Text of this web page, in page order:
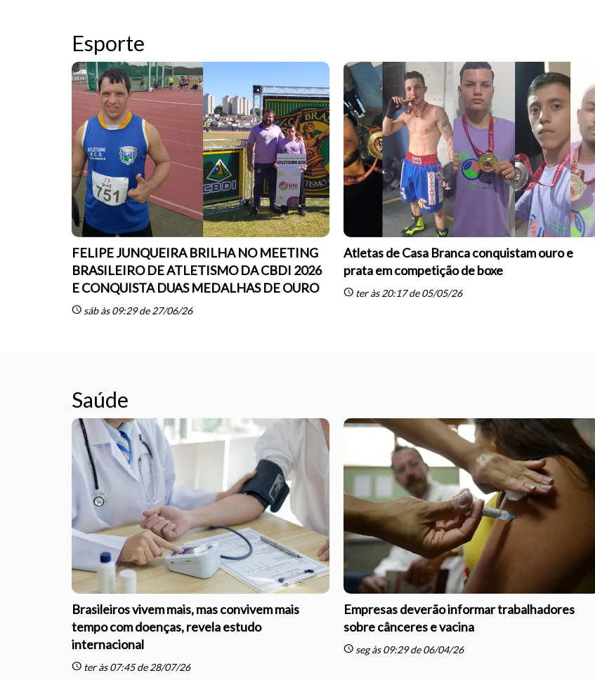
Esporte
FELIPE JUNQUEIRA BRILHA NO MEETING
BRASILEIRO DE ATLETISMO DA CBDI 2026
E CONQUISTA DUAS MEDALHAS DE OURO
schedule sáb às 09:29 de 27/06/26
Atletas de Casa Branca conquistam ouro e
prata em competição de boxe
scheduleter às 20:17 de 05/05/26
Saúde
Brasileiros vivem mais, mas convivem mais
tempo com doenças, revela estudo
internacional
schedule ter às 07:45 de 28/07/26
Empresas deverão informar trabalhadores
sobre cânceres e vacina
scheduleseg às 09:29 de 06/04/26